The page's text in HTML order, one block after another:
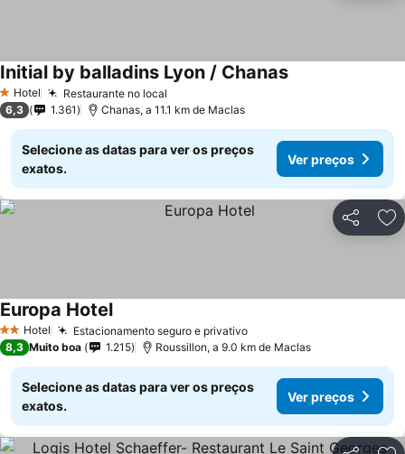
1 Estrelas
Hotel Restaurante no local
Initial by balladins Lyon / Chanas
6,3 1.361 Chanas, a 11.1 km de Maclas
Selecione as datas para ver os preços
exatos.
Ver preços
Partilhar
2 Estrelas
Hotel Estacionamento seguro e privativo
Europa Hotel
8,3 Muito boa 1.215 Roussillon, a 9.0 km de Maclas
Selecione as datas para ver os preços
exatos.
Ver preços